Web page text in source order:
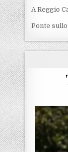
A Reggio
Ponte